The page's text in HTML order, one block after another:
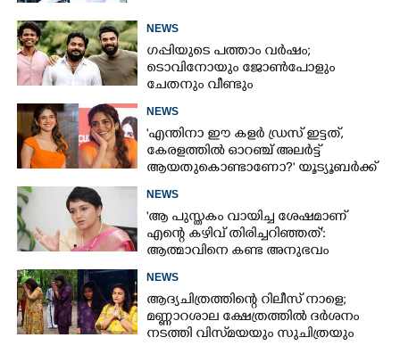
NEWS
ഗപ്പിയുടെ പത്താം വർഷം;​
ടൊവിനോയും ജോൺപോളും
ചേതനും വീണ്ടും
NEWS
'എന്തിനാ ഈ കളർ ഡ്രസ് ഇട്ടത്,
കേരളത്തിൽ ഓറഞ്ച് അല‌ർട്ട്
ആയതുകൊണ്ടാണോ?' യൂട്യൂബർക്ക്
NEWS
'ആ പുസ്തകം വായിച്ച ശേഷമാണ്
എന്റെ കഴിവ് തിരിച്ചറിഞ്ഞത്':
ആത്മാവിനെ കണ്ട അനുഭവം
NEWS
ആദ്യചിത്രത്തിന്റെ റിലീസ് നാളെ;
മണ്ണാറശാല ക്ഷേത്രത്തിൽ ദർശനം
നടത്തി വിസ്‌മയയും സുചിത്രയും